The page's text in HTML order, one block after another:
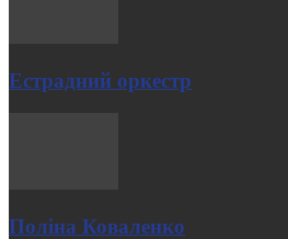
Естрадний оркестр
Поліна Коваленко